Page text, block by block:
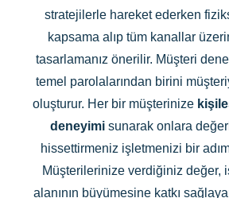
stratejilerle hareket ederken
kapsama alıp tüm kanallar
tasarlamanız önerilir. Müşteri
temel parolalarından birini
oluşturur. Her bir müşterinize
deneyimi sunarak onlara
hissettirmeniz işletmenizi bir
Müşterilerinize verdiğiniz değer,
alanının büyümesine katkı